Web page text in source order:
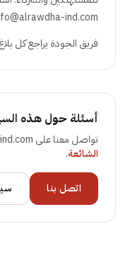
ind.com.
فريق الجودة يراجع كل بلاغ خلال 48
أسئلة حول هذه
تواصل معنا على
الشائعة.
اتصل بنا